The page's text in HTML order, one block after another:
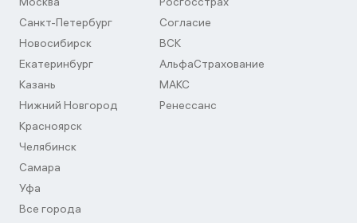
Санкт-Петербург
Новосибирск
Екатеринбург
Казань
Нижний Новгород
Красноярск
Челябинск
Самара
Уфа
Все города
Согласие
ВСК
АльфаСтрахование
МАКС
Ренессанс